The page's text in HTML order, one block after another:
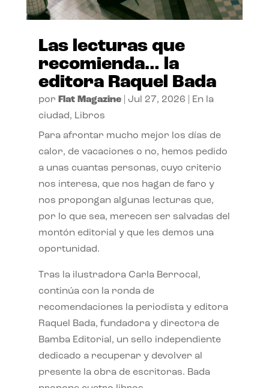
Las lecturas que
recomienda… la
editora Raquel Bada
por Flat Magazine| Jul 27, 2026
En la
ciudad, Libros
Para afrontar mucho mejor los días de
calor, de vacaciones o no, hemos pedido
a unas cuantas personas, cuyo criterio
nos interesa, que nos hagan de faro y
nos propongan algunas lecturas que,
por lo que sea, merecen ser salvadas del
montón editorial y que les demos una
oportunidad.
Tras la ilustradora Carla Berrocal,
continúa con la ronda de
recomendaciones la periodista y editora
Raquel Bada, fundadora y directora de
Bamba Editorial, un sello independiente
dedicado a recuperar y devolver al
presente la obra de escritoras. Bada